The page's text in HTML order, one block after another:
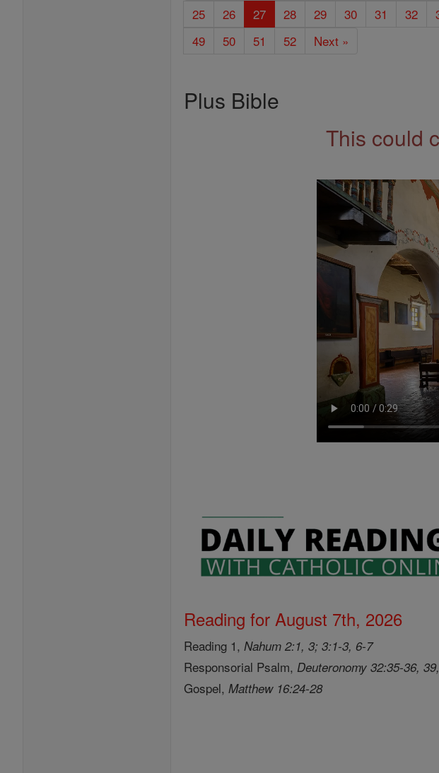
25
26 27 28 29 30 31 32
49
50 51 52 Next »
Plus Bible
This could
Reading for August 7th, 2026
Reading 1,Nahum 2:1, 3; 3:1-3, 6-7
Responsorial Psalm, Deuteronomy 32:35-36,
Gospel,Matthew 16:24-28